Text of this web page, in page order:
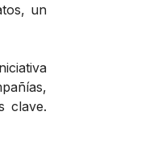
un
clave.